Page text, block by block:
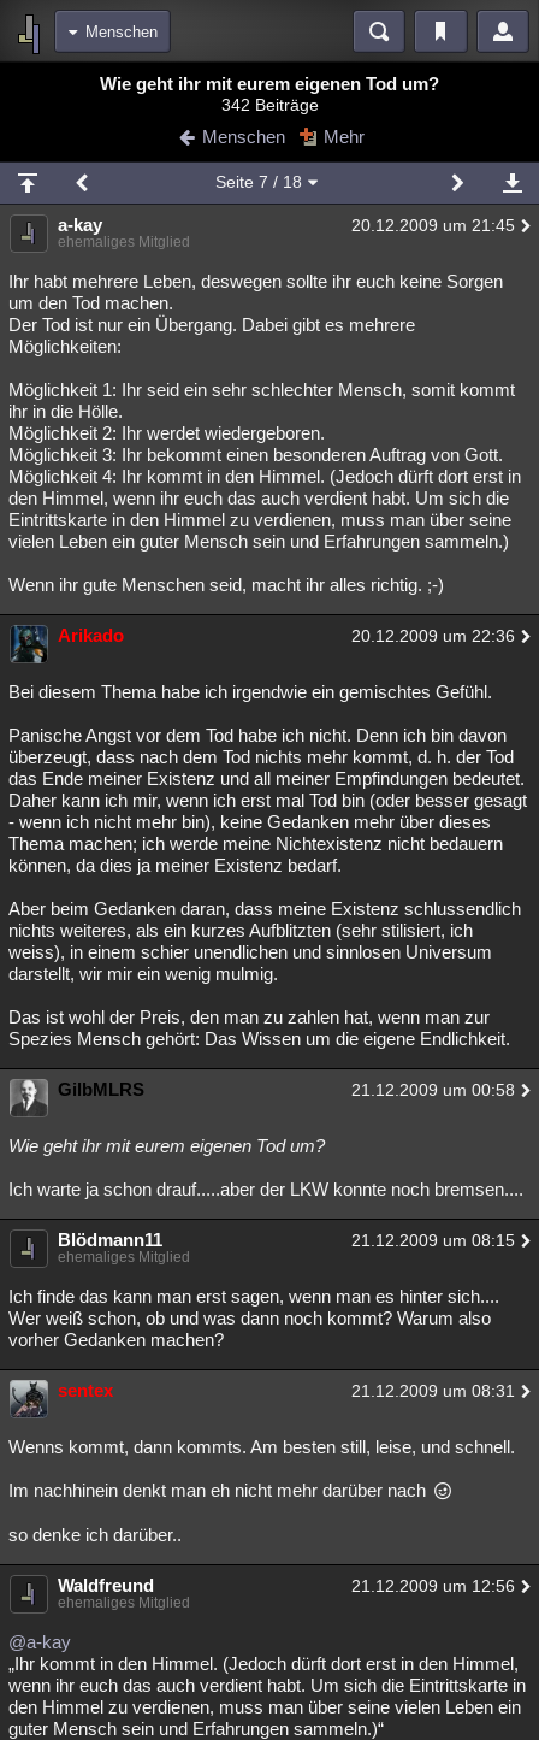
Menschen
Blogs Videos
Chat Wiki Neuigkeiten
meine Rubriken
Menschen Mystery Kriminalfälle
Spiritualität Verschwörungen Technologie Ufologie
Natur Umfragen Unterhaltung
weitere Rubriken
Philosophie Träume Orte Esoterik Literatur
Astronomie Helpdesk Gruppen Gaming
Musik Clash Verbesserungen Allmystery English
Übersichten
Lesenswert Schlüsselwörter
Wie geht ihr mit eurem eigenen Tod um?
342 Beiträge
Menschen Mehr
Seite 7 / 18
a-kay 20.12.2009 um 21:45
ehemaliges Mitglied
Ihr habt mehrere Leben, deswegen sollte ihr euch keine Sorgen
um den Tod machen.
Der Tod ist nur ein Übergang. Dabei gibt es mehrere
Möglichkeiten:
Möglichkeit 1: Ihr seid ein sehr schlechter Mensch, somit kommt
ihr in die Hölle.
Möglichkeit 2: Ihr werdet wiedergeboren.
Möglichkeit 3: Ihr bekommt einen besonderen Auftrag von Gott.
Möglichkeit 4: Ihr kommt in den Himmel. (Jedoch dürft dort erst in
den Himmel, wenn ihr euch das auch verdient habt. Um sich die
Eintrittskarte in den Himmel zu verdienen, muss man über seine
vielen Leben ein guter Mensch sein und Erfahrungen sammeln.)
Wenn ihr gute Menschen seid, macht ihr alles richtig. ;-)
Arikado 20.12.2009 um 22:36
Bei diesem Thema habe ich irgendwie ein gemischtes Gefühl.
Panische Angst vor dem Tod habe ich nicht. Denn ich bin davon
überzeugt, dass nach dem Tod nichts mehr kommt, d. h. der Tod
das Ende meiner Existenz und all meiner Empfindungen bedeutet.
Daher kann ich mir, wenn ich erst mal Tod bin (oder besser gesagt
- wenn ich nicht mehr bin), keine Gedanken mehr über dieses
Thema machen; ich werde meine Nichtexistenz nicht bedauern
können, da dies ja meiner Existenz bedarf.
Aber beim Gedanken daran, dass meine Existenz schlussendlich
nichts weiteres, als ein kurzes Aufblitzten (sehr stilisiert, ich
weiss), in einem schier unendlichen und sinnlosen Universum
darstellt, wir mir ein wenig mulmig.
Das ist wohl der Preis, den man zu zahlen hat, wenn man zur
Spezies Mensch gehört: Das Wissen um die eigene Endlichkeit.
GilbMLRS 21.12.2009 um 00:58
Wie geht ihr mit eurem eigenen Tod um?
Ich warte ja schon drauf.....aber der LKW konnte noch bremsen....
Blödmann11 21.12.2009 um 08:15
ehemaliges Mitglied
Ich finde das kann man erst sagen, wenn man es hinter sich....
Wer weiß schon, ob und was dann noch kommt? Warum also
vorher Gedanken machen?
sentex 21.12.2009 um 08:31
Wenns kommt, dann kommts. Am besten still, leise, und schnell.
Im nachhinein denkt man eh nicht mehr darüber nach
so denke ich darüber..
Waldfreund 21.12.2009 um 12:56
ehemaliges Mitglied
@a-kay
„Ihr kommt in den Himmel. (Jedoch dürft dort erst in den Himmel,
wenn ihr euch das auch verdient habt. Um sich die Eintrittskarte in
den Himmel zu verdienen, muss man über seine vielen Leben ein
guter Mensch sein und Erfahrungen sammeln.)“